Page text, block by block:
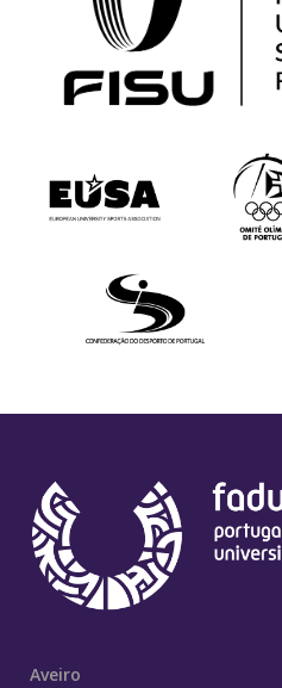
Aveiro